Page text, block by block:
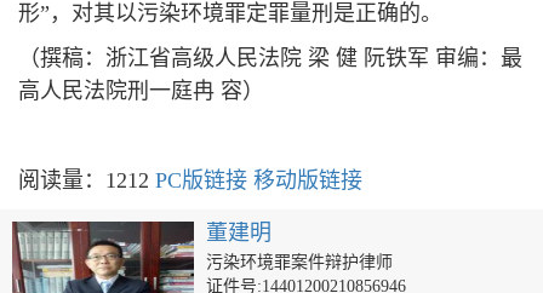
形”，对其以污染环境罪定罪量刑是正确的。
（撰稿：浙江省高级人民法院 梁 健 阮铁军 审编：最
高人民法院刑一庭冉 容）
阅读量：1212 PC版链接 移动版链接
董建明
污染环境罪案件辩护律师
证件号:14401200210856946